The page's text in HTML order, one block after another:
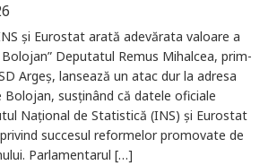
și Eurostat arată adevărata valoare a
Deputatul Remus Mihalcea, prim-
Argeș, lansează un atac dur la adresa
susținând că datele oficiale
Național de Statistică (INS) și Eurostat
succesul reformelor promovate de
Parlamentarul […]